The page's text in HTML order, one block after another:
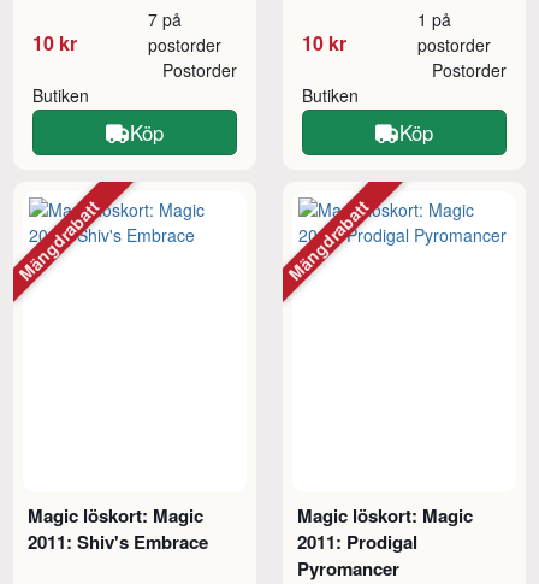
10 kr
7 på
postorder
Butiken
Postorder
Köp
10 kr
1 på
postorder
Butiken
Postorder
Köp
Magic löskort: Magic
2011: Shiv's Embrace
Mängdrabatt
Magic löskort: Magic
2011: Prodigal
Pyromancer
Mängdrabatt